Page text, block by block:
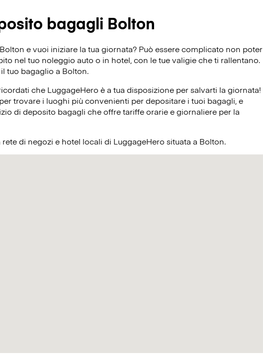
bagagli Bolton
e vuoi iniziare la tua giornata? Può essere complicato non poter
nel tuo noleggio auto o in hotel, con le tue valigie che ti rallentano.
tuo bagaglio a Bolton.
che LuggageHero è a tua disposizione per salvarti la giornata!
trovare i luoghi più convenienti per depositare i tuoi bagagli, e
di deposito bagagli che offre tariffe orarie e giornaliere per la
di negozi e hotel locali di LuggageHero situata a Bolton.